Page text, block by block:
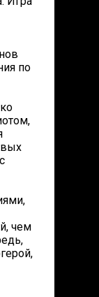
по
чем